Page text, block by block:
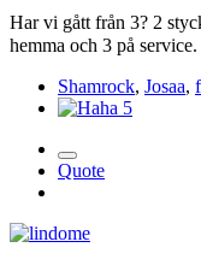
Har vi gått från 3? 2
hemma och 3 på service.
Shamrock, Josaa,
5
Quote